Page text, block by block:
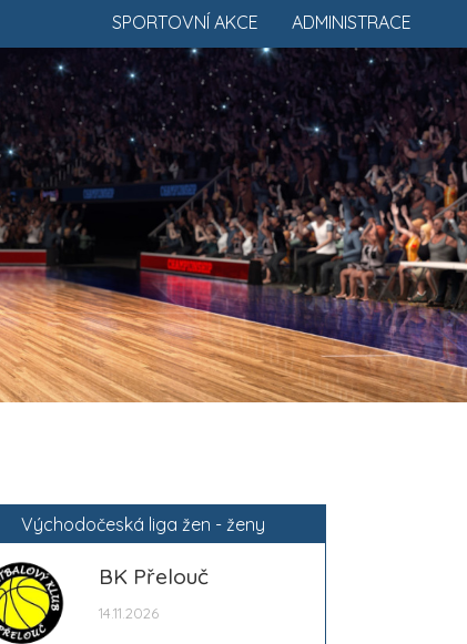
ADMINISTRACE
SPORTOVNÍ AKCE
Východočeská liga žen - ženy
BK Přelouč
14.11.2026